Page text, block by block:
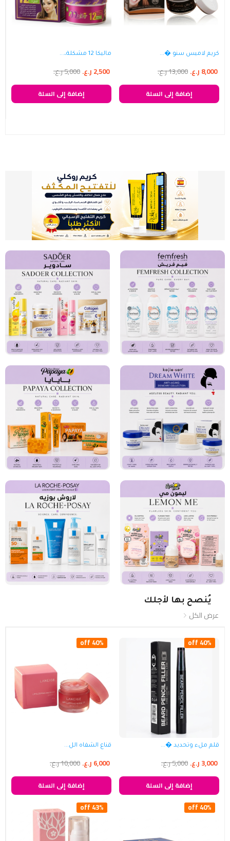
كريم لاميس سنو �...
13,000ر.ع. 8,000 ر.ع.
إضافة إلى السلة
ماليكا 12 مشكلة،...
5,000ر.ع. 2,500 ر.ع.
إضافة إلى السلة
يُنصح بها لأجلك
عرض الكل
40% off
قلم ملء وتحديد �...
5,000ر.ع. 3,000 ر.ع.
إضافة إلى السلة
40% off
قناع الشفاه الل...
10,000ر.ع. 6,000 ر.ع.
إضافة إلى السلة
40% off
43% off